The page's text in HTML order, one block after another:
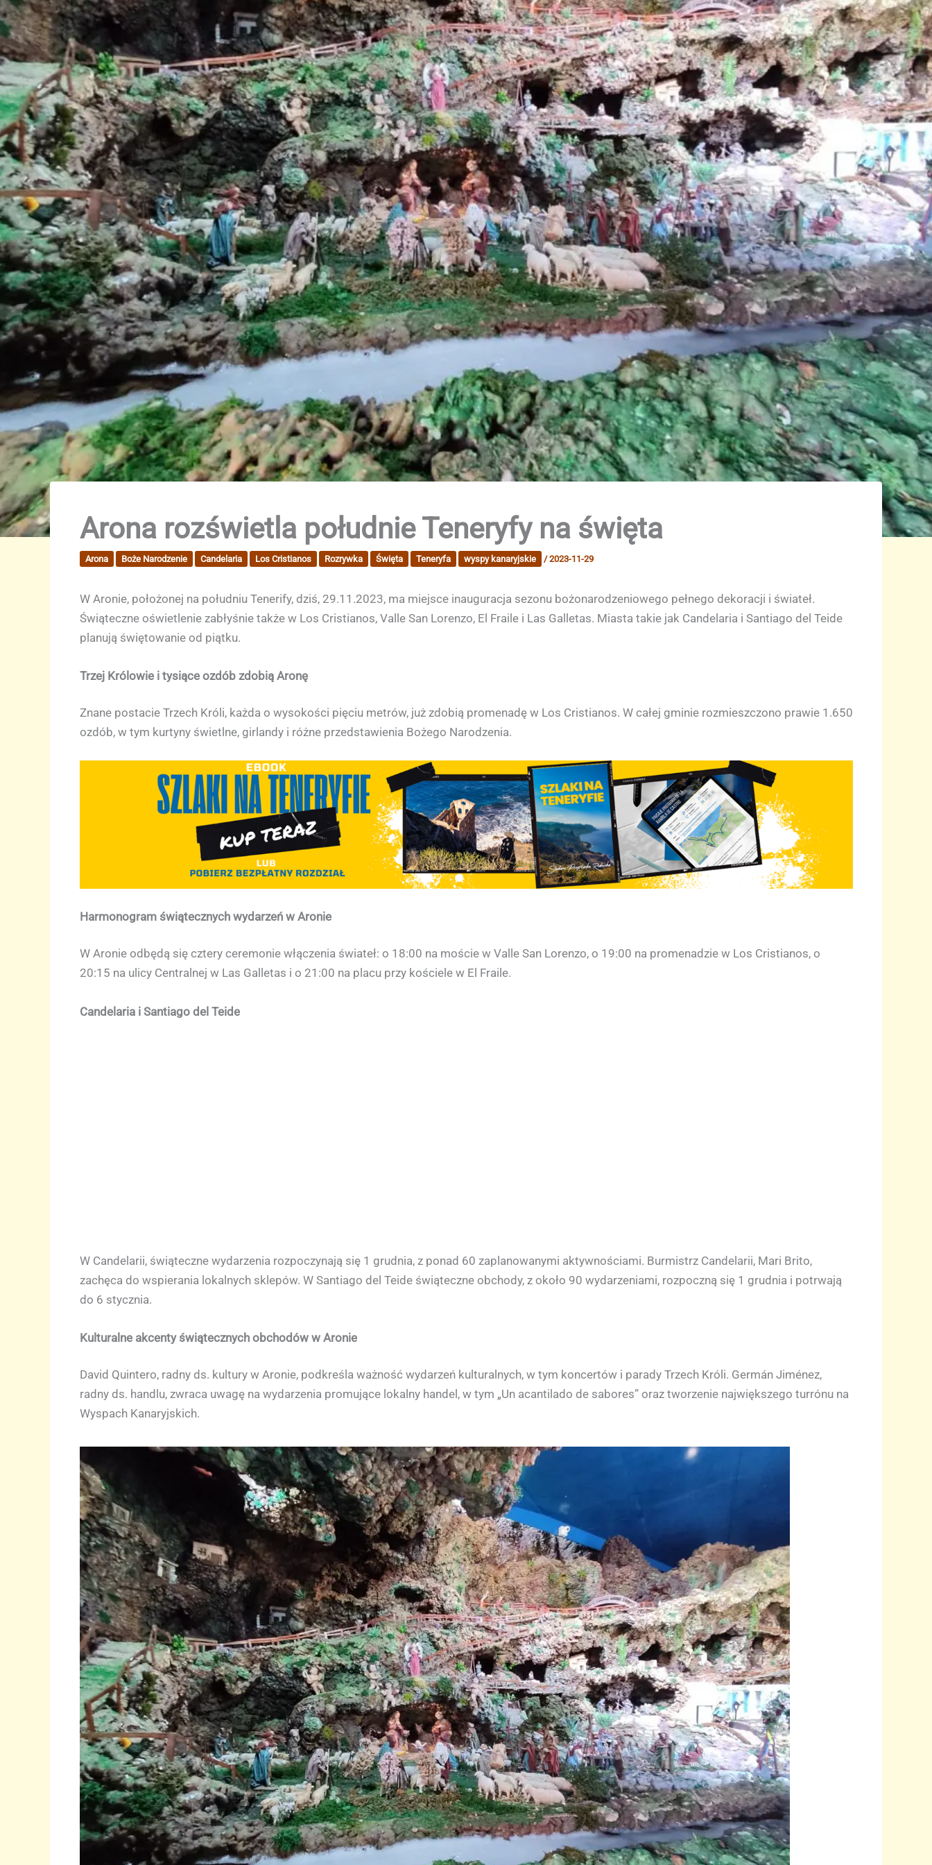
Arona rozświetla południe Teneryfy na święta
Arona Boże Narodzenie Candelaria Los Cristianos Rozrywka Święta Teneryfa wyspy kanaryjskie /2023-11-29
W Aronie, położonej na południu Tenerify, dziś, 29.11.2023, ma miejsce inauguracja sezonu bożonarodzeniowego pełnego dekoracji i świateł.
Świąteczne oświetlenie zabłyśnie także w Los Cristianos, Valle San Lorenzo, El Fraile i Las Galletas. Miasta takie jak Candelaria i Santiago del Teide
planują świętowanie od piątku.
Trzej Królowie i tysiące ozdób zdobią Aronę
Znane postacie Trzech Króli, każda o wysokości pięciu metrów, już zdobią promenadę w Los Cristianos. W całej gminie rozmieszczono prawie 1.650
ozdób, w tym kurtyny świetlne, girlandy i różne przedstawienia Bożego Narodzenia.
Harmonogram świątecznych wydarzeń w Aronie
W Aronie odbędą się cztery ceremonie włączenia świateł: o 18:00 na moście w Valle San Lorenzo, o 19:00 na promenadzie w Los Cristianos, o
20:15 na ulicy Centralnej w Las Galletas i o 21:00 na placu przy kościele w El Fraile.
Candelaria i Santiago del Teide
W Candelarii, świąteczne wydarzenia rozpoczynają się 1 grudnia, z ponad 60 zaplanowanymi aktywnościami. Burmistrz Candelarii, Mari Brito,
zachęca do wspierania lokalnych sklepów. W Santiago del Teide świąteczne obchody, z około 90 wydarzeniami, rozpoczną się 1 grudnia i potrwają
do 6 stycznia.
Kulturalne akcenty świątecznych obchodów w Aronie
David Quintero, radny ds. kultury w Aronie, podkreśla ważność wydarzeń kulturalnych, w tym koncertów i parady Trzech Króli. Germán Jiménez,
radny ds. handlu, zwraca uwagę na wydarzenia promujące lokalny handel, w tym „Un acantilado de sabores” oraz tworzenie największego turrónu na
Wyspach Kanaryjskich.